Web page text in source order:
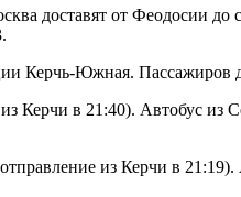
доставят от Феодосии до
Керчь-Южная. Пассажиров
в 21:40). Автобус из
из Керчи в 21:19).